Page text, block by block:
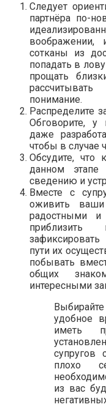
Следует
партнёра по-
сотканы из
попадать в
прощать
понимание.
Распределите
Обговорите, у
даже
чтобы в случае
Обсудите, что
данном
сведению и
Вместе с
оживить
радостными
приблизить
пути их
побывать
общих
интересными
удобное
иметь
супругов
плохо
из вас